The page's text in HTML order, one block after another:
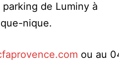
de Luminy à
nique.
ou au